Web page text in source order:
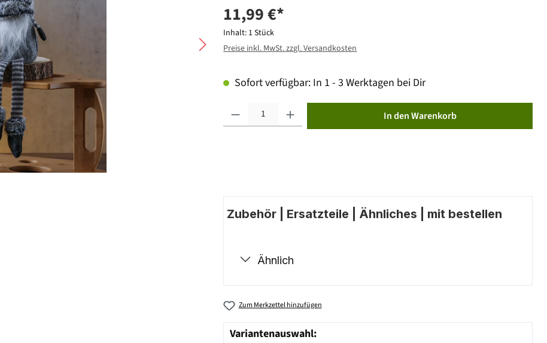
11,99 €*
Inhalt: 1 Stück
Preise inkl. MwSt. zzgl. Versandkosten
Sofort verfügbar: In 1 - 3 Werktagen bei Dir
In den Warenkorb
Zubehör | Ersatzteile | Ähnliches | mit bestellen
Ähnlich
Zum Merkzettel hinzufügen
Variantenauswahl: